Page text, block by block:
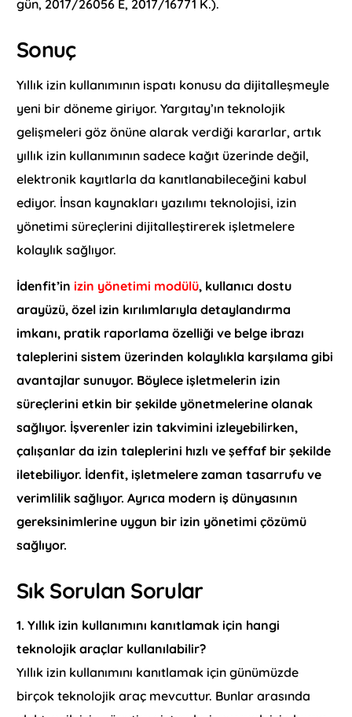
gün, 2017/26056 E, 2017/16771 K.).
Sonuç
Yıllık izin kullanımının ispatı konusu da dijitalleşmeyle
yeni bir döneme giriyor. Yargıtay’ın teknolojik
gelişmeleri göz önüne alarak verdiği kararlar, artık
yıllık izin kullanımının sadece kağıt üzerinde değil,
elektronik kayıtlarla da kanıtlanabileceğini kabul
ediyor. İnsan kaynakları yazılımı teknolojisi, izin
yönetimi süreçlerini dijitalleştirerek işletmelere
kolaylık sağlıyor.
İdenfit’inizin yönetimi modülü, kullanıcı dostu
arayüzü, özel izin kırılımlarıyla detaylandırma
imkanı, pratik raporlama özelliği ve belge ibrazı
taleplerini sistem üzerinden kolaylıkla karşılama gibi
avantajlar sunuyor. Böylece işletmelerin izin
süreçlerini etkin bir şekilde yönetmelerine olanak
sağlıyor. İşverenler izin takvimini izleyebilirken,
çalışanlar da izin taleplerini hızlı ve şeffaf bir şekilde
iletebiliyor. İdenfit, işletmelere zaman tasarrufu ve
verimlilik sağlıyor. Ayrıca modern iş dünyasının
gereksinimlerine uygun bir izin yönetimi çözümü
sağlıyor.
Sık Sorulan Sorular
1.Yıllık izin kullanımını kanıtlamak için hangi
teknolojik araçlar kullanılabilir?
Yıllık izin kullanımını kanıtlamak için günümüzde
birçok teknolojik araç mevcuttur. Bunlar arasında